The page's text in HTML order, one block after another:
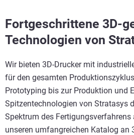
Fortgeschrittene 3D-
Technologien von
Wir bieten 3D-Drucker mit
für den gesamten
Prototyping bis zur Produktion und
Spitzentechnologien von Stratasys
Spektrum des Fertigungsverfahrens
unseren umfangreichen Katalog an